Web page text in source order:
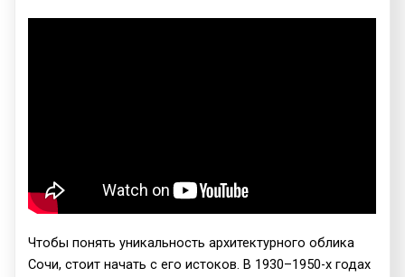
Чтобы понять уникальность архитектурного облика
Сочи, стоит начать с его истоков. В 1930–1950-х годах